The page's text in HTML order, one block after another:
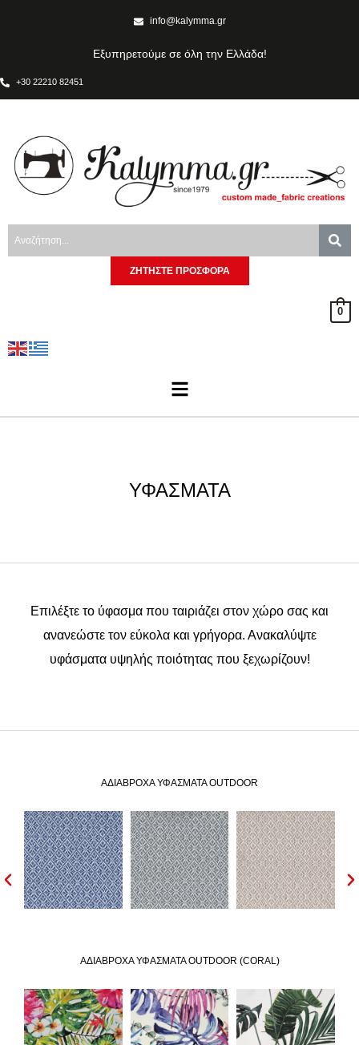
info@kalymma.gr
Εξυπηρετούμε σε όλη την Ελλάδα!
+30 22210 82451
ΖΗΤΗΣΤΕ ΠΡΟΣΦΟΡΑ
0
Μενού
ΥΦΑΣΜΑΤΑ
Επιλέξτε το ύφασμα που ταιριάζει στον χώρο σας και
ανανεώστε τον εύκολα και γρήγορα. Ανακαλύψτε
υφάσματα υψηλής ποιότητας που ξεχωρίζουν!
ΑΔIΑΒΡΟΧΑ ΥΦΑΣΜΑΤΑ OUTDOOR
ΑΔIΑΒΡΟΧΑ ΥΦΑΣΜΑΤΑ OUTDOOR (CORAL)